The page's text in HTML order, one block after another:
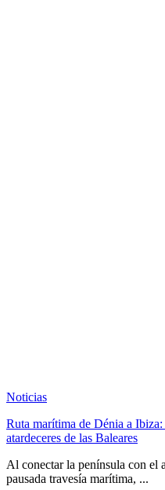
Noticias
Ruta marítima de Dénia a
atardeceres de las Baleares
Al conectar la península con el
pausada travesía marítima, ...